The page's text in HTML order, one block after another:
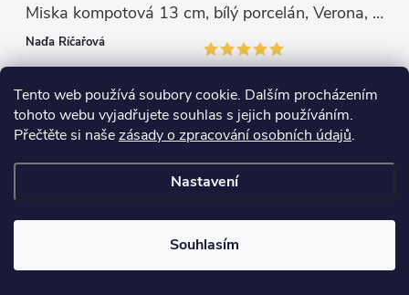
Tento web používá soubory cookie. Dalším procházením
tohoto webu vyjadřujete souhlas s jejich používáním.
Přečtěte si našezásady o zpracování osobních údajů.
Nastavení
Souhlasím
Miska kompotová 13 cm, bílý porcelán, Verona, G. Benedikt
Naďa Říčařová
miska je trochu mělká, ale využiji
Copyright 2026Porcelánový svět. Všechna práva vyhrazena.